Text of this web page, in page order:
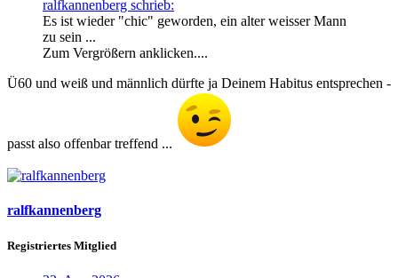
ralfkannenberg schrieb:
Es ist wieder "chic" geworden, ein alter weisser Mann
zu sein ...
Zum Vergrößern anklicken....
Ü60 und weiß und männlich dürfte ja Deinem Habitus entsprechen -
passt also offenbar treffend ...
ralfkannenberg
Registriertes Mitglied